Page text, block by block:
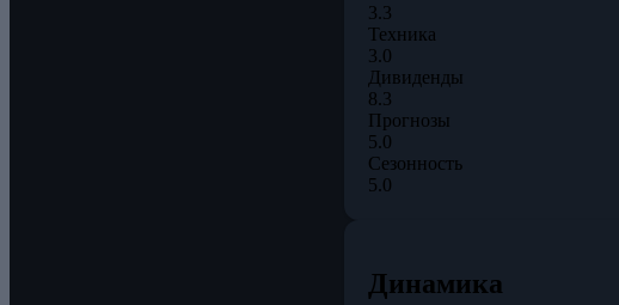
3.3
Техника
3.0
Дивиденды
8.3
Прогнозы
5.0
Сезонность
5.0
Динамика